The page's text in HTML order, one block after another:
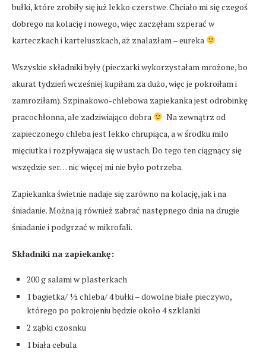
bułki, które zrobiły się już lekko czerstwe. Chciało mi się czegoś
dobrego na kolację i nowego, więc zaczęłam szperać w
karteczkach i karteluszkach, aż znalazłam – eureka
Wszyskie składniki były (pieczarki wykorzystałam mrożone, bo
akurat tydzień wcześniej kupiłam za dużo, więc je pokroiłam i
zamroziłam). Szpinakowo-chlebowa zapiekanka jest odrobinkę
pracochłonna, ale zadziwiająco dobra
Na zewnątrz od
zapieczonego chleba jest lekko chrupiąca, a w środku milo
mięciutka i rozpływająca się w ustach. Do tego ten ciągnący się
wszędzie ser… nic więcej mi nie było potrzeba.
Zapiekanka świetnie nadaje się zarówno na kolację, jak i na
śniadanie. Można ją również zabrać następnego dnia na drugie
śniadanie i podgrzać w mikrofali.
Składniki na zapiekankę:
200 g salami w plasterkach
1 bagietka/ ½ chleba/ 4 bułki – dowolne białe pieczywo,
którego po pokrojeniu będzie około 4 szklanki
2 ząbki czosnku
1 biała cebula